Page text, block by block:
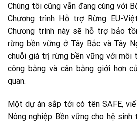
Chúng tôi cũng vẫn đang cùng với
Chương trình Hỗ trợ Rừng EU-
Chương trình này sẽ hỗ trợ bảo
rừng bền vững ở Tây Bắc và Tây
chuỗi giá trị rừng bền vững với
công bằng và cân bằng giới hơn
quan.
Một dự án sắp tới có tên SAFE,
Nông nghiệp Bền vững cho hệ sinh